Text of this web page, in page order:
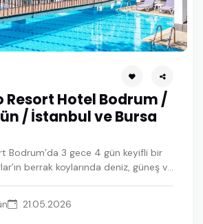
Resort Hotel Bodrum /
/ İstanbul ve Bursa
Bodrum’da 3 gece 4 gün keyifli bir
berrak koylarında deniz, güneş ve
çıkarın.
21.05.2026